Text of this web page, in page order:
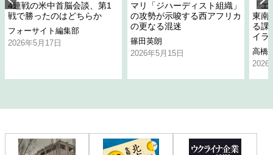
4連戦の米中首脳会談、第1
戦で勝ったのはどちらか
フォーサイト編集部
2026年5月17日
マリ「ジハーディスト組織」
の攻勢が示唆する西アフリカ
の更なる混迷
篠田英朗
2026年5月15日
「
東南
る課
イラ
高橋
2026